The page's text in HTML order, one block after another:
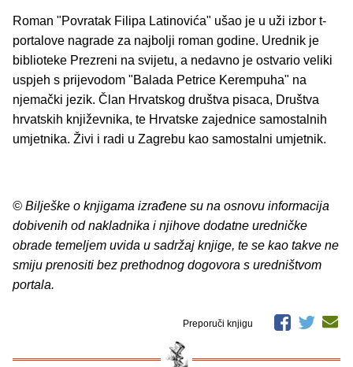
Roman "Povratak Filipa Latinovića" ušao je u uži izbor t-
portalove nagrade za najbolji roman godine. Urednik je
biblioteke Prezreni na svijetu, a nedavno je ostvario veliki
uspjeh s prijevodom "Balada Petrice Kerempuha" na
njemački jezik. Član Hrvatskog društva pisaca, Društva
hrvatskih književnika, te Hrvatske zajednice samostalnih
umjetnika. Živi i radi u Zagrebu kao samostalni umjetnik.
© Bilješke o knjigama izrađene su na osnovu informacija
dobivenih od nakladnika i njihove dodatne uredničke
obrade temeljem uvida u sadržaj knjige, te se kao takve ne
smiju prenositi bez prethodnog dogovora s uredništvom
portala.
Preporuči knjigu